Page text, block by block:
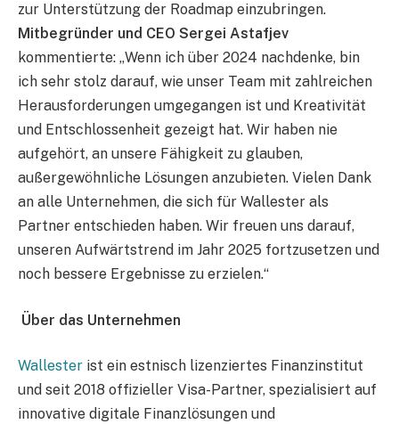
zur Unterstützung der Roadmap einzubringen.
Mitbegründer und CEO Sergei Astafjev
kommentierte: „Wenn ich über 2024 nachdenke, bin
ich sehr stolz darauf, wie unser Team mit zahlreichen
Herausforderungen umgegangen ist und Kreativität
und Entschlossenheit gezeigt hat. Wir haben nie
aufgehört, an unsere Fähigkeit zu glauben,
außergewöhnliche Lösungen anzubieten. Vielen Dank
an alle Unternehmen, die sich für Wallester als
Partner entschieden haben. Wir freuen uns darauf,
unseren Aufwärtstrend im Jahr 2025 fortzusetzen und
noch bessere Ergebnisse zu erzielen.“
Über das Unternehmen
Wallester ist ein estnisch lizenziertes Finanzinstitut
und seit 2018 offizieller Visa-Partner, spezialisiert auf
innovative digitale Finanzlösungen und